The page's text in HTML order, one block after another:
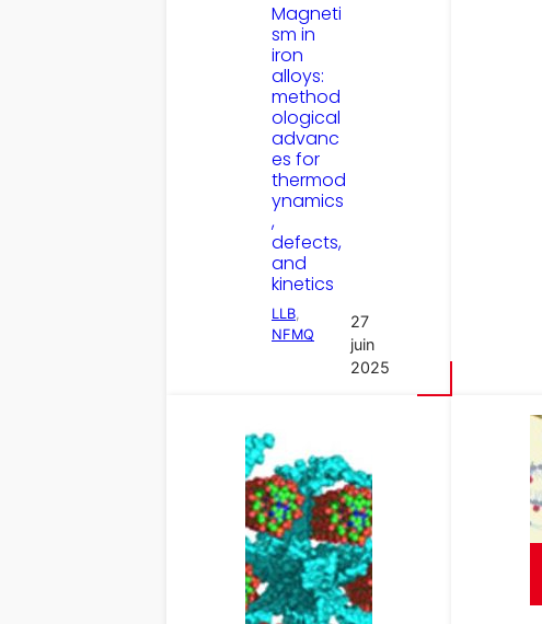
Magneti
sm in
iron
alloys:
method
ological
advanc
es for
thermod
ynamics
,
defects,
and
kinetics
LLB
NFMQ
27
juin
2025